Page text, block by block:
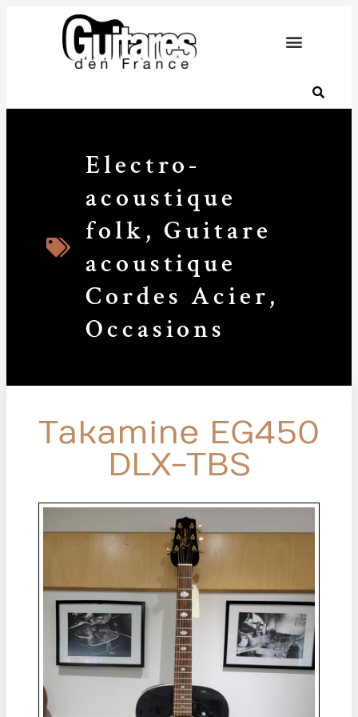
Electro-
acoustique
folk,Guitare
acoustique
Cordes Acier,
Occasions
Takamine EG450
DLX-TBS